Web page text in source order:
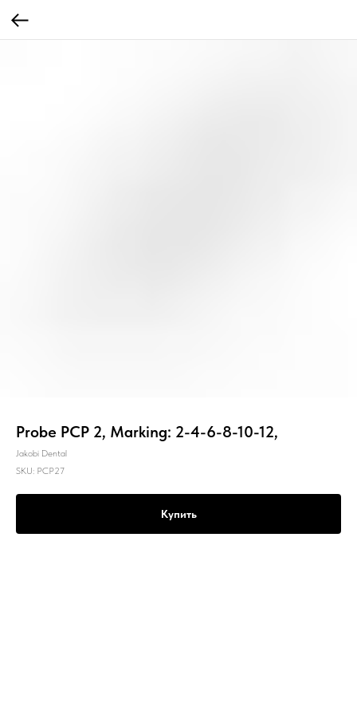
Probe PCP 2, Marking: 2-4-6-8-10-12,
Jakobi Dental
SKU: PCP27
Купить